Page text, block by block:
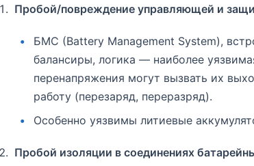
Пробой/повреждение управляющей и
БМС (Battery Management System),
балансиры, логика — наиболее
перенапряжения могут вызвать их
работу (перезаряд, переразряд).
Особенно уязвимы литиевые
Пробой изоляции в соединениях